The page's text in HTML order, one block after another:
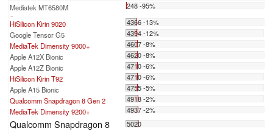
Mediatek MT6580M 248 -95%
...
HiSilicon Kirin 9020
4366 -13%
Google Tensor G5
4394 -12%
MediaTek Dimensity 9000+
4607 -8%
Apple A12X Bionic
4620 -8%
Apple A12Z Bionic
4710 -6%
HiSilicon Kirin T92
4710 -6%
Apple A15 Bionic
4755 -5%
Qualcomm Snapdragon 8 Gen 2
4918 -2%
MediaTek Dimensity 9200+
4937 -2%
Qualcomm Snapdragon 8
5020